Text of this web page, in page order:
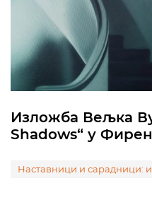
Изложба Вељка
Shadows“ у
Наставници и сарадници: